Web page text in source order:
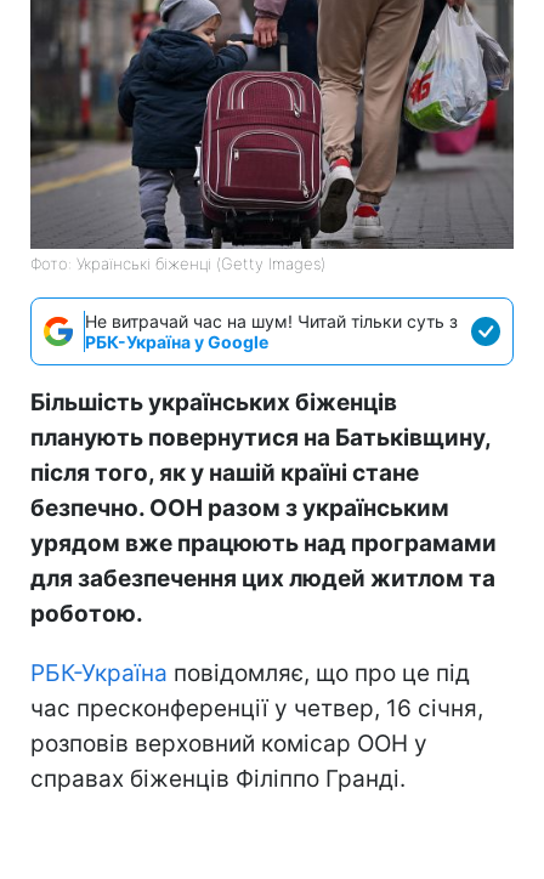
Фото: Українські біженці (Getty Images)
Не витрачай час на шум! Читай тільки суть з
РБК-Україна у Google
Більшість українських біженців
планують повернутися на Батьківщину,
після того, як у нашій країні стане
безпечно. ООН разом з українським
урядом вже працюють над програмами
для забезпечення цих людей житлом та
роботою.
РБК-Україна повідомляє, що про це під
час пресконференції у четвер, 16 січня,
розповів верховний комісар ООН у
справах біженців Філіппо Гранді.